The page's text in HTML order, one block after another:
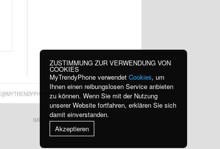
IMPRESSUM
ZUSTIMMUNG ZUR VERWENDUNG VON
COOKIES
MyTrendyPhone verwendet Cookies, um
Ihnen einen reibungslosen Service anbieten
zu können. Wenn Sie mit der Nutzung
unserer Website fortfahren, erklären Sie sich
damit einverstanden.
Akzeptieren